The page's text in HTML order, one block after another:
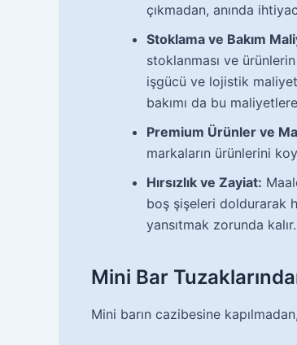
çıkmadan, anında
Stoklama ve Bakım
stoklanması ve
işgücü ve lojistik
bakımı da bu
Premium Ürünler ve
markaların ürünlerini
Hırsızlık ve Zayiat:
boş şişeleri doldurarak
yansıtmak zorunda kalır.
Mini Bar
Mini barın cazibesine